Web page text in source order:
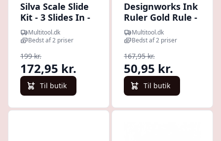
Silva Scale Slide
Kit - 3 Slides In -
Lineal
Multitool.dk
Bedst af 2 priser
199 kr.
172,95 kr.
Til butik
Designworks Ink
Ruler Gold Rule -
Lineal
Multitool.dk
Bedst af 2 priser
167,95 kr.
50,95 kr.
Til butik